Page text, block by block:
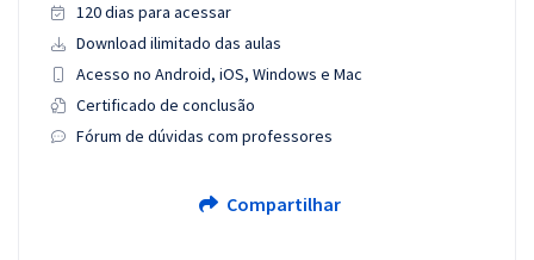
120 dias para acessar
Download ilimitado das aulas
Acesso no Android, iOS, Windows e Mac
Certificado de conclusão
Fórum de dúvidas com professores
Compartilhar